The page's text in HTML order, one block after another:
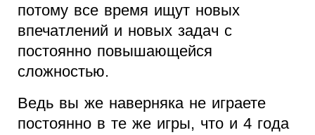
потому все время ищут новых
впечатлений и новых задач с
постоянно повышающейся
сложностью.
Ведь вы же наверняка не играете
постоянно в те же игры, что и 4 года